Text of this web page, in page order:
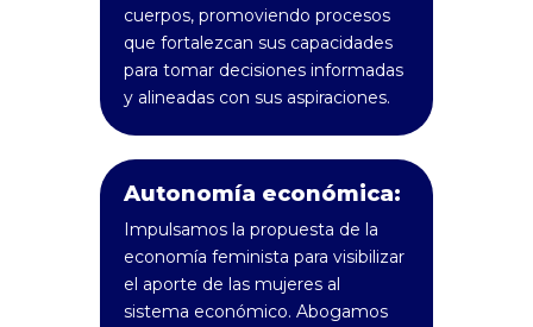
cuerpos, promoviendo procesos
que fortalezcan sus capacidades
para tomar decisiones informadas
y alineadas con sus aspiraciones.
Autonomía económica:
Impulsamos la propuesta de la
economía feminista para visibilizar
el aporte de las mujeres al
sistema económico. Abogamos